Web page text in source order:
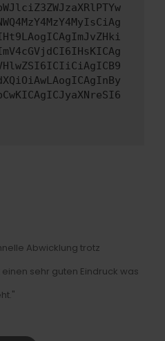
Abwicklung trotz
sehr guten Eindruck was